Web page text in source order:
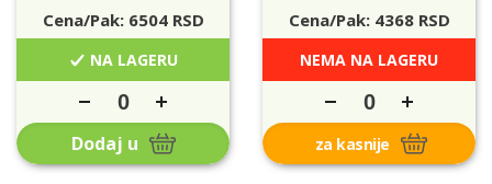
Cena/Pak: 6504RSD
NA LAGERU
Dodaj u
Cena/Pak: 4368RSD
NEMA NA LAGERU
za kasnije